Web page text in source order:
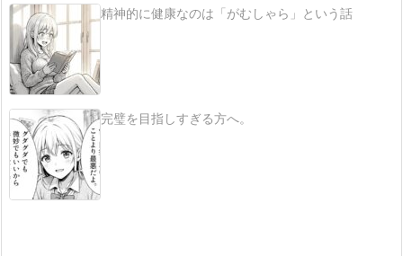
精神的に健康なのは「がむしゃら」という話
完璧を目指しすぎる方へ。